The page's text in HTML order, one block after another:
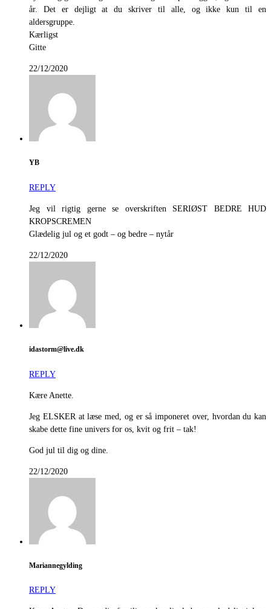
år. Det er dejligt at du skriver til alle, og ikke kun til en
aldersgruppe.
Kærligst
Gitte
22/12/2020
YB
REPLY
Jeg vil rigtig gerne se overskriften SERIØST BEDRE HUD
KROPSCREMEN
Glædelig jul og et godt – og bedre – nytår
22/12/2020
idastorm@live.dk
REPLY
Kære Anette.
Jeg ELSKER at læse med, og er så imponeret over, hvordan du kan
skabe dette fine univers for os, kvit og frit – tak!
God jul til dig og dine.
22/12/2020
Mariannegylding
REPLY